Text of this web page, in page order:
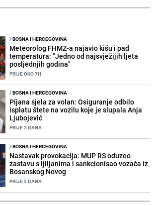
/BOSNA I HERCEGOVINA
Meteorolog FHMZ-a najavio kišu i pad
temperatura: "Jedno od najsvježijih ljeta
posljednjih godina"
PRIJE OKO 7H
/BOSNA I HERCEGOVINA
Pijana sjela za volan: Osiguranje odbilo
isplatu štete na vozilu koje je slupala Anja
Ljubojević
PRIJE 2 DANA
/BOSNA I HERCEGOVINA
Nastavak provokacija: MUP RS oduzeo
zastavu s ljiljanima i sankcionisao vozača iz
Bosanskog Novog
PRIJE 2 DANA